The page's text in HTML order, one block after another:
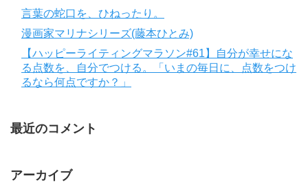
言葉の蛇口を、ひねったり。
漫画家マリナシリーズ(藤本ひとみ)
【ハッピーライティングマラソン#61】自分が幸せにな
る点数を、自分でつける。「いまの毎日に、点数をつけ
るなら何点ですか？」
最近のコメント
アーカイブ